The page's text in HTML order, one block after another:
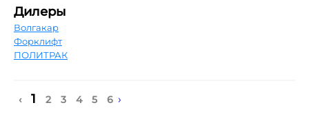
Дилеры
Волгакар
Форклифт
ПОЛИТРАК
‹ 1 2 3 4 5 6 ›